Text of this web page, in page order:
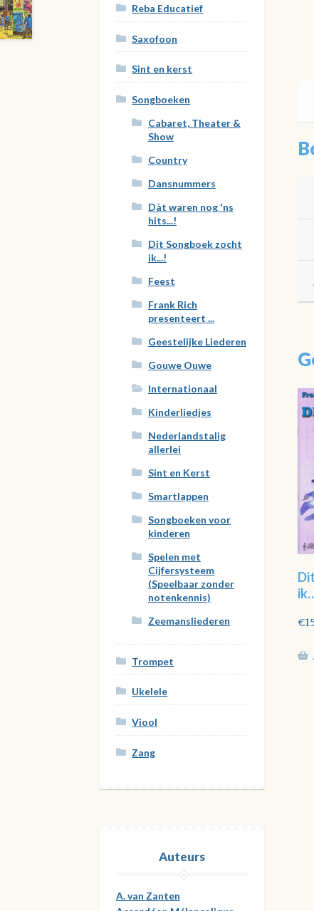
€
Reba Educatief
Saxofoon
Sint en kerst
Songboeken
Cabaret, Theater &
Show
Country
Dansnummers
Dàt waren nog 'ns
hits...!
Dit Songboek zocht
ik...!
Feest
Frank Rich
presenteert ...
Geestelijke Liederen
Gouwe Ouwe
Internationaal
Kinderliedjes
Nederlandstalig
allerlei
Sint en Kerst
Smartlappen
Songboeken voor
kinderen
Spelen met
Cijfersysteem
(Speelbaar zonder
notenkennis)
Zeemansliederen
Trompet
Ukelele
Viool
Zang
Auteurs
A. van Zanten